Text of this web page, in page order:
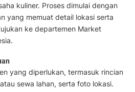
kuliner. Proses dimulai dengan
yang memuat detail lokasi serta
ke departemen Market
yang diperlukan, termasuk rincian
sewa lahan, serta foto lokasi.